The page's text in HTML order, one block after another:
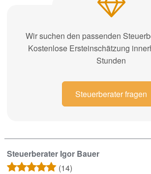
Wir suchen den passenden
Kostenlose Ersteinschätzung
Stunden
Steuerberater fragen
Steuerberater Igor Bauer
(14)